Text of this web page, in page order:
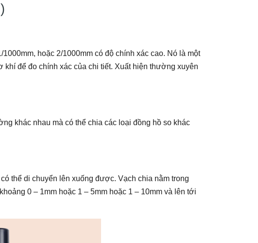
hoặc 2/1000mm có độ chính xác cao. Nó là một
để đo chính xác của chi tiết. Xuất hiện thường xuyên
khác nhau mà có thể chia các loại đồng hồ so khác
thể di chuyển lên xuống được. Vạch chia nằm trong
0 – 1mm hoặc 1 – 5mm hoặc 1 – 10mm và lên tới